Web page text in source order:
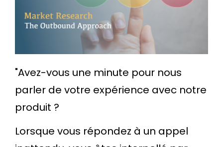
"Avez-vous une minute pour nous
parler de votre expérience avec notre
produit ?
Lorsque vous répondez à un appel